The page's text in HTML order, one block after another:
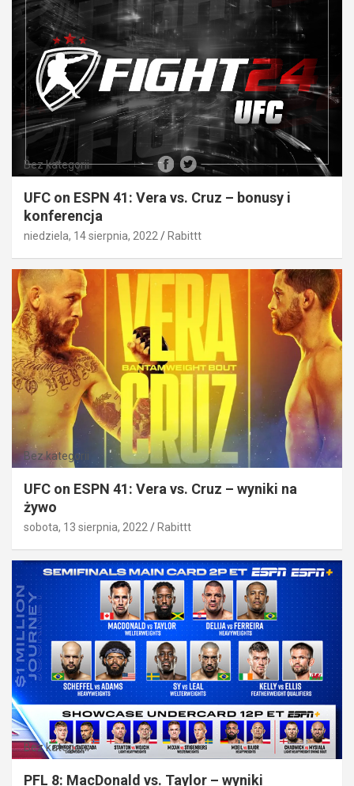
Bez kategorii
UFC on ESPN 41: Vera vs. Cruz – bonusy i
konferencja
niedziela, 14 sierpnia, 2022 Rabittt
Bez kategorii
UFC on ESPN 41: Vera vs. Cruz – wyniki na
żywo
sobota, 13 sierpnia, 2022 Rabittt
Bez kategorii
PFL 8: MacDonald vs. Taylor – wyniki